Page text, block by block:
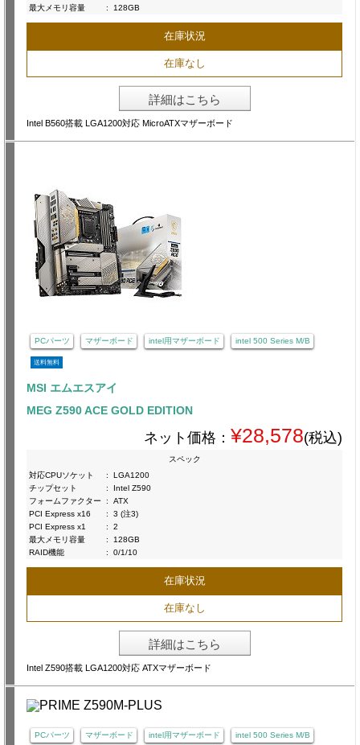
最大メモリ容量
: 128GB
在庫状況
在庫なし
詳細はこちら
Intel B560搭載 LGA1200対応 MicroATXマザーボード
PCパーツ マザーボード intel用マザーボード intel 500 Series M/B
送料無料
MSI エムエスアイ
MEG Z590 ACE GOLD EDITION
ネット価格： ¥28,578(税込)
スペック
対応CPUソケット
:
LGA1200
チップセット
:
Intel Z590
フォームファクター
:
ATX
PCI Express x16
:
3 (注3)
PCI Express x1
:
2
最大メモリ容量
:
128GB
RAID機能
: 0/1/10
在庫状況
在庫なし
詳細はこちら
Intel Z590搭載 LGA1200対応 ATXマザーボード
PCパーツ マザーボード intel用マザーボード intel 500 Series M/B